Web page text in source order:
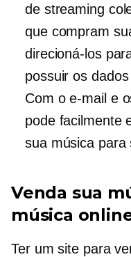
de streaming
que compram
direcioná-los
possuir os
Com o e-mail e
pode facilmente
sua música para
Venda sua
música
Ter um site para